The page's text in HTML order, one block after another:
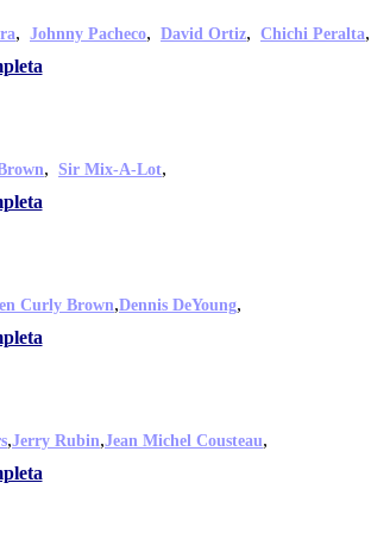
, Johnny Pacheco, David Ortiz, Chichi Peralta,
, Sir Mix-A-Lot,
Curly Brown,Dennis DeYoung,
,Jerry Rubin,Jean Michel Cousteau,